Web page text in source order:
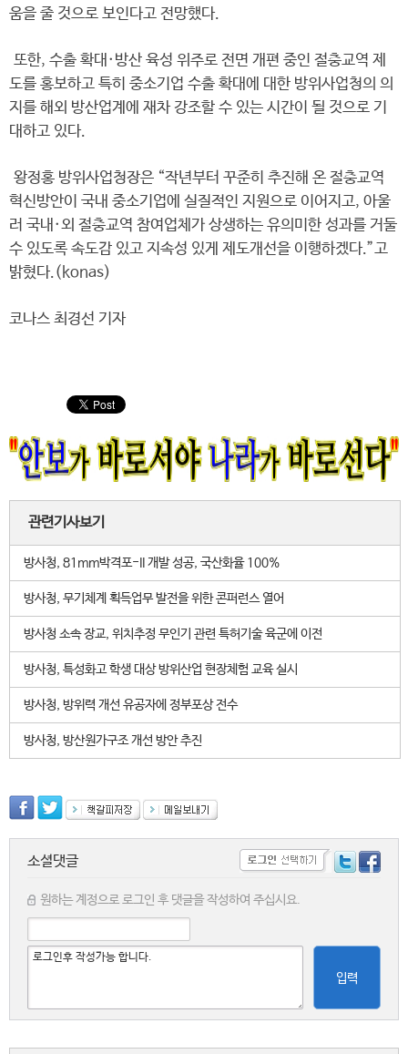
움을 줄 것으로 보인다고 전망했다.
또한, 수출 확대·방산 육성 위주로 전면 개편 중인 절충교역 제
도를 홍보하고 특히 중소기업 수출 확대에 대한 방위사업청의 의
지를 해외 방산업계에 재차 강조할 수 있는 시간이 될 것으로 기
대하고 있다.
왕정홍 방위사업청장은 “작년부터 꾸준히 추진해 온 절충교역
혁신방안이 국내 중소기업에 실질적인 지원으로 이어지고, 아울
러 국내·외 절충교역 참여업체가 상생하는 유의미한 성과를 거둘
수 있도록 속도감 있고 지속성 있게 제도개선을 이행하겠다.”고
밝혔다.(konas)
코나스 최경선 기자
관련기사보기
방사청, 81mm박격포-II 개발 성공, 국산화율 100%
방사청, 무기체계 획득업무 발전을 위한 콘퍼런스 열어
방사청 소속 장교, 위치추정 무인기 관련 특허기술 육군에 이전
방사청, 특성화고 학생 대상 방위산업 현장체험 교육 실시
방사청, 방위력 개선 유공자에 정부포상 전수
방사청, 방산원가구조 개선 방안 추진
소셜댓글
원하는 계정으로 로그인 후 댓글을 작성하여 주십시요.
입력